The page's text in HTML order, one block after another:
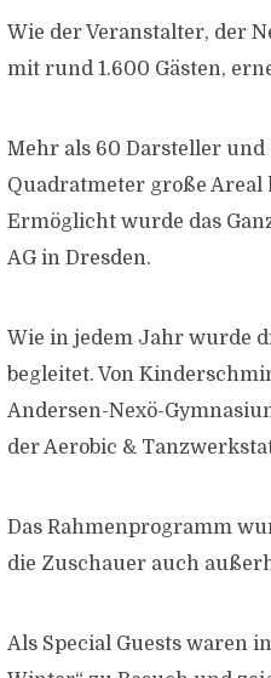
Wie der Veranstalter, der
mit rund 1.600 Gästen,
Mehr als 60 Darsteller
Quadratmeter große
Ermöglicht wurde das
AG in Dresden.
Wie in jedem Jahr wurde
begleitet. Von
Andersen-Nexö-
der Aerobic &
Das Rahmenprogramm
die Zuschauer auch
Als Special Guests waren